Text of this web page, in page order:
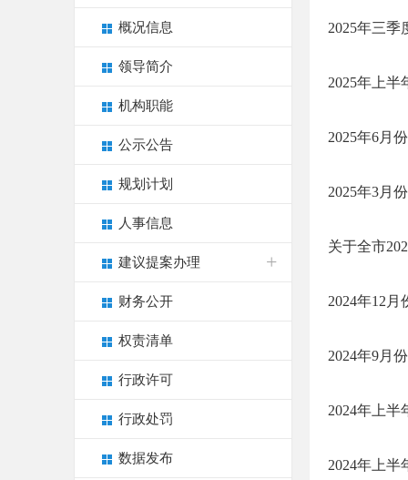
概况信息
领导简介
机构职能
公示公告
规划计划
人事信息
建议提案办理
财务公开
权责清单
行政许可
行政处罚
数据发布
2025年三季
2025年上半
2025年6月
2025年3月
关于全市
2024年12
2024年9月
2024年上半
2024年上半